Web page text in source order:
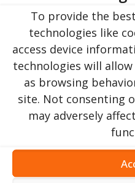
To provide the
technologies like
access device
technologies will
as browsing
site. Not consenting
may adversely